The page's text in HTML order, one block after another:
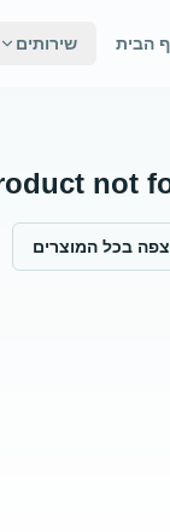
הבית שירותים
not
צפה בכל המוצרים